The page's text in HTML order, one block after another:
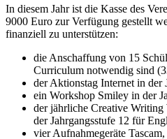
In diesem Jahr ist die Kasse des
9000 Euro zur Verfügung gestellt
finanziell zu unterstützen:
die Anschaffung von 15
Curriculum notwendig sind
der Aktionstag Internet in der
ein Workshop Smiley in der
der jährliche Creative
der Jahrgangsstufe 12 für
vier Aufnahmegeräte